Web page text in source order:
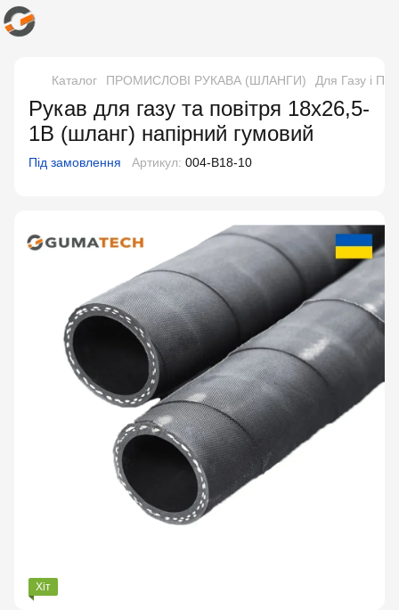
Каталог ПРОМИСЛОВІ РУКАВА (ШЛАНГИ) Для Газу і
Рукав для газу та повітря 18х26,5-
1В (шланг) напірний гумовий
Під замовлення Артикул: 004-В18-10
Хіт